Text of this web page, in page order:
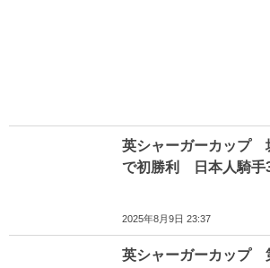
英シャーガーカップ
で初勝利 日本人騎手
2025年8月9日 23:37
英シャーガーカップ